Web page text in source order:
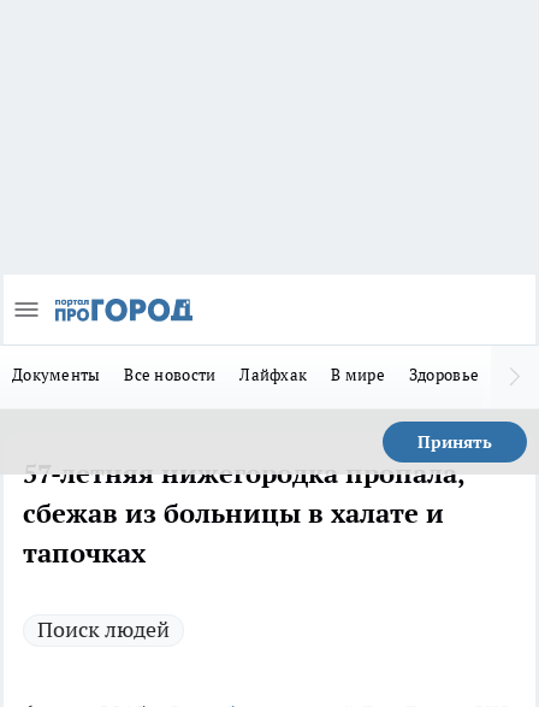
Документы Все новости Лайфхак В мире Здоровье
Принять
57-летняя нижегородка пропала,
сбежав из больницы в халате и
тапочках
Поиск людей